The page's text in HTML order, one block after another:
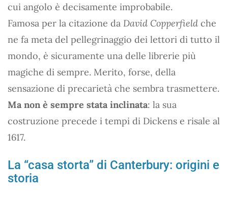
cui angolo è decisamente improbabile.
Famosa per la citazione da David Copperfield che
ne fa meta del pellegrinaggio dei lettori di tutto il
mondo, è sicuramente una delle librerie più
magiche di sempre. Merito, forse, della
sensazione di precarietà che sembra trasmettere.
Ma non è sempre stata inclinata: la sua
costruzione precede i tempi di Dickens e risale al
1617.
La “casa storta” di Canterbury: origini e
storia